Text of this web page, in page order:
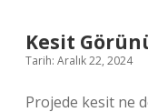
Kesit
Tarih: Aralık 22, 2024
Projede kesit ne